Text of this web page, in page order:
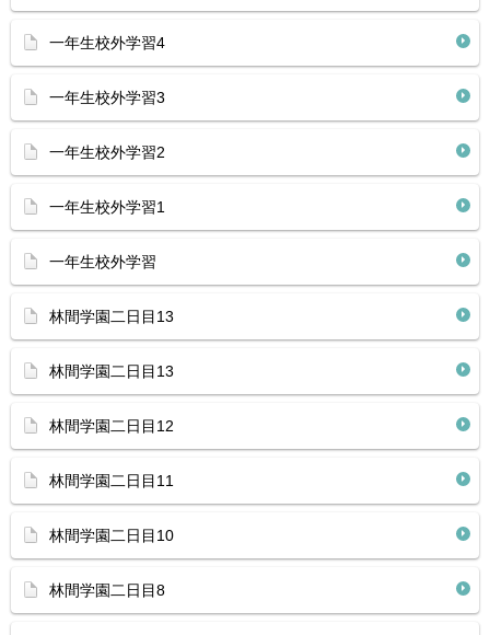
一年生校外学習4
一年生校外学習3
一年生校外学習2
一年生校外学習1
一年生校外学習
林間学園二日目13
林間学園二日目13
林間学園二日目12
林間学園二日目11
林間学園二日目10
林間学園二日目8